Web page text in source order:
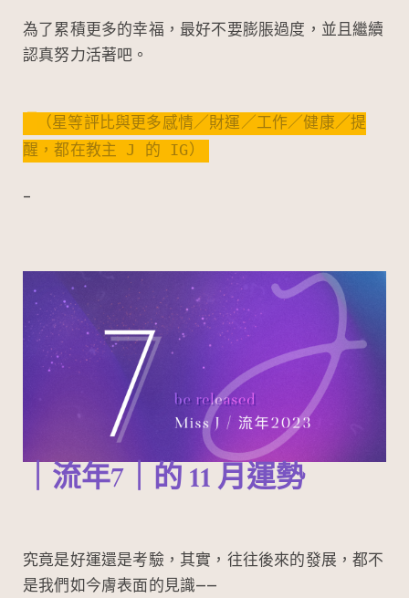
為了累積更多的幸福，最好不要膨脹過度，並且繼續
認真努力活著吧。
（星等評比與更多感情／財運／工作／健康／提
醒，都在教主 J 的 IG）
–
｜流年7｜的 11月運勢
究竟是好運還是考驗，其實，往往後來的發展，都不
是我們如今膚表面的見識——